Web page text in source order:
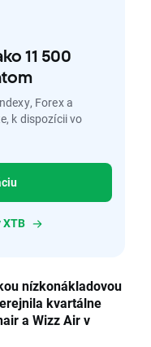
11 500
Forex a
k dispozícii vo
nízkonákladovou
kvartálne
a Wizz Air v